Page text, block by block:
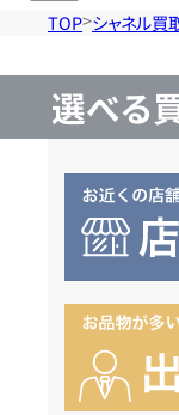
TOP シャネル買
選べる